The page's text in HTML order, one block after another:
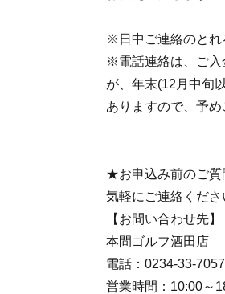
※日中ご連絡のとれ
※電話連絡は、ご入
が、年末(12月中旬
ありますので、予め
★お申込み前のご質
気軽にご連絡くださ
【お問い合わせ先】
本間ゴルフ酒田店
電話：0234-33-7057
営業時間：10:00～